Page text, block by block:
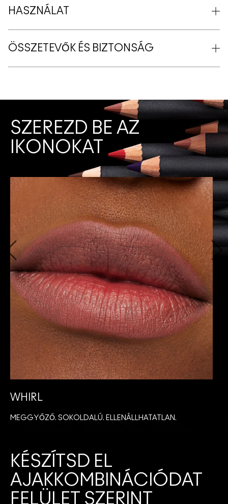
HASZNÁLAT
ÖSSZETEVŐK ÉS BIZTONSÁG
SZEREZD BE AZ
IKONOKAT
WHIRL
MEGGYŐZŐ. SOKOLDALÚ. ELLENÁLLHATATLAN.
KÉSZÍTSD EL
AJAKKOMBINÁCIÓDAT
FELÜLET SZERINT